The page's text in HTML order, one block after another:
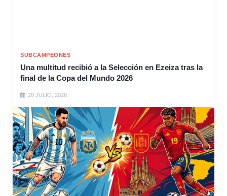
SUBCAMPEONES
Una multitud recibió a la Selección en Ezeiza tras la
final de la Copa del Mundo 2026
20 JULIO, 2026